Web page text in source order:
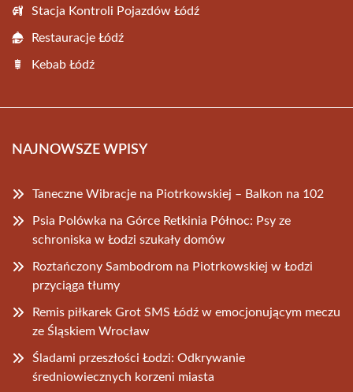
Stacja Kontroli Pojazdów Łódź
Restauracje Łódź
Kebab Łódź
NAJNOWSZE WPISY
Taneczne Wibracje na Piotrkowskiej – Balkon na 102
Psia Polówka na Górce Retkinia Północ: Psy ze
schroniska w Łodzi szukały domów
Roztańczony Sambodrom na Piotrkowskiej w Łodzi
przyciąga tłumy
Remis piłkarek Grot SMS Łódź w emocjonującym meczu
ze Śląskiem Wrocław
Śladami przeszłości Łodzi: Odkrywanie
średniowiecznych korzeni miasta